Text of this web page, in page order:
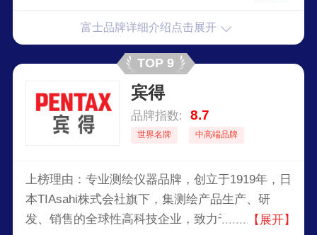
富士品牌详细介绍点击展开
TOP 9
宾得
品牌指数: 8.7
世界名牌 中高端品牌
上榜理由：专业测绘仪器品牌，创立于1919年，日
本TIAsahi株式会社旗下，集测绘产品生产、研
发、销售的全球性高科技企业，致力于各种精密仪
【展开】